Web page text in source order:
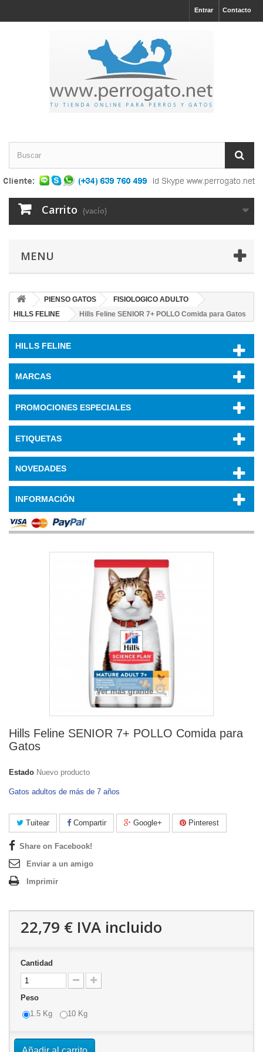
Contacto
Entrar
Carrito (vacío)
MENU
PIENSO GATOS
FISIOLOGICO ADULTO
HILLS FELINE
Hills Feline SENIOR 7+ POLLO Comida para Gatos
HILLS FELINE
MARCAS
PROMOCIONES ESPECIALES
ETIQUETAS
NOVEDADES
INFORMACIÓN
Ver más grande
Hills Feline SENIOR 7+ POLLO Comida para
Gatos
Estado Nuevo producto
Gatos adultos de más de 7 años
Tuitear Compartir Google+ Pinterest
Share on Facebook!
Enviar a un amigo
Imprimir
22,79 € IVA incluido
Cantidad
Peso
1.5 Kg
10 Kg